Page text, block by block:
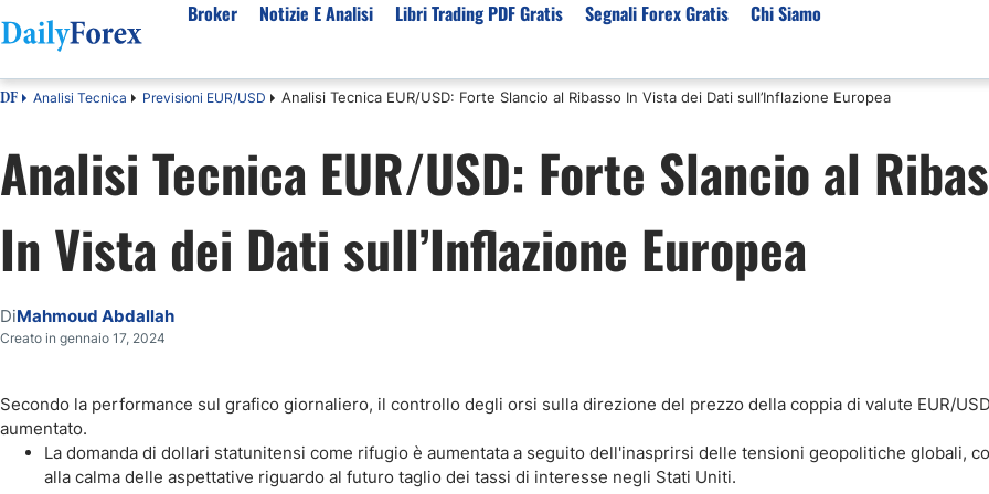
Broker
Bot Trading Automatico
Trading Bonus Senza Deposito
Consob Lista Broker Autorizzati
Broker No Esma
Broker con Spread 0
Migliori Broker Forex
Broker con Leva Alta
Broker Trading Oro(XAUUSD)
Migliori Broker Futures Trading
Segnali Trading
Copy Trading Forex
Registrazione
Notizie E Analisi
Quotazione EUR USD Real Time
Previsioni S&P500 Oggi
Previsioni Nasdaq 100 Oggi
Previsione Quotazione XAUUSD Oro
Tutte le Valute Disponibili
Tutti gli Indici Disponibili
Previsioni Forex Oggi
Mercato Azionario Oggi
Libri Trading PDF Gratis Segnali Forex Gratis Chi Siamo
Chi Siamo
Politica editoriale
Come Guadagniamo Soldi
La Nostra Metodologia
Perché Fidarsi di Noi
DF Analisi Tecnica Previsioni EUR/USD Analisi Tecnica EUR/USD: Forte Slancio al Ribasso In Vista dei Dati sull’Inflazione Europea
Analisi Tecnica EUR/USD: Forte Slancio al
In Vista dei Dati sull’Inflazione Europea
DiMahmoud Abdallah
Creato in gennaio 17, 2024
Secondo la performance sul grafico giornaliero, il controllo degli orsi sulla direzione del prezzo della coppia di valute EUR/
aumentato.
La domanda di dollari statunitensi come rifugio è aumentata a seguito dell'inasprirsi delle tensioni geopolitiche globali,
alla calma delle aspettative riguardo al futuro taglio dei tassi di interesse negli Stati Uniti.